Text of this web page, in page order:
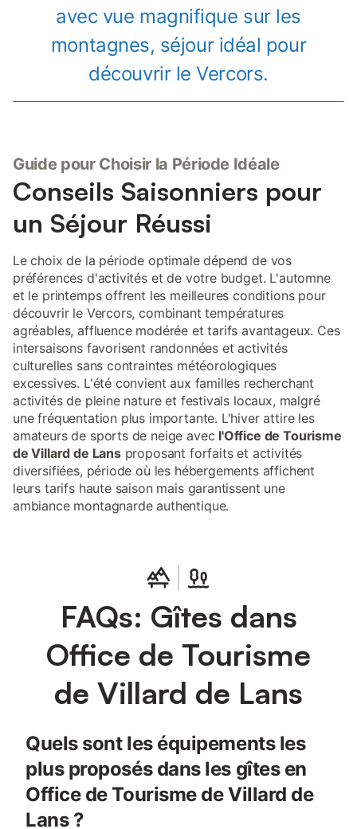
avec vue magnifique sur les
montagnes, séjour idéal pour
découvrir le Vercors.
Guide pour Choisir la Période Idéale
Conseils Saisonniers pour
un Séjour Réussi
Le choix de la période optimale dépend de vos
préférences d'activités et de votre budget. L'automne
et le printemps offrent les meilleures conditions pour
découvrir le Vercors, combinant températures
agréables, affluence modérée et tarifs avantageux. Ces
intersaisons favorisent randonnées et activités
culturelles sans contraintes météorologiques
excessives. L'été convient aux familles recherchant
activités de pleine nature et festivals locaux, malgré
une fréquentation plus importante. L'hiver attire les
amateurs de sports de neige avec l'Office de Tourisme
de Villard de Lansproposant forfaits et activités
diversifiées, période où les hébergements affichent
leurs tarifs haute saison mais garantissent une
ambiance montagnarde authentique.
FAQs: Gîtes dans
Office de Tourisme
de Villard de Lans
Quels sont les équipements les
plus proposés dans les gîtes en
Office de Tourisme de Villard de
Lans ?